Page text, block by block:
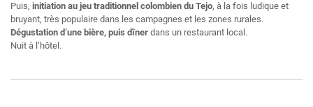
Puis, initiation au jeu traditionnel colombien du Tejo, à la fois ludique et
bruyant, très populaire dans les campagnes et les zones rurales.
Dégustation d’une bière, puis dîner dans un restaurant local.
Nuit à l’hôtel.